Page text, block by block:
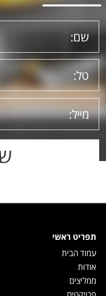
תפריט ראשי
עמוד הבית
אודות
ממליצים